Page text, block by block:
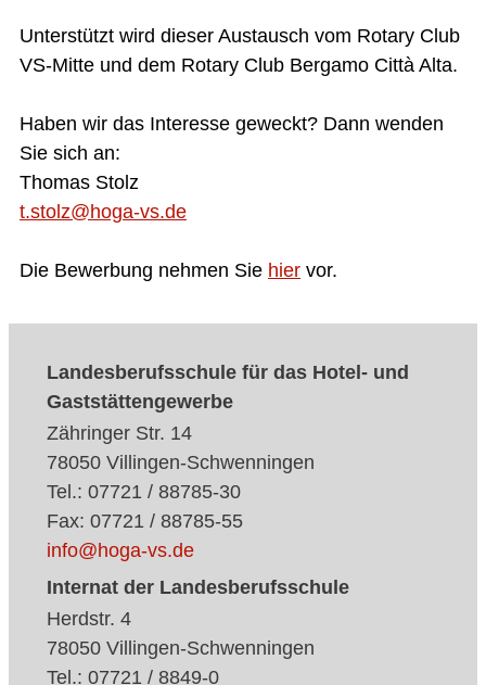
Unterstützt wird dieser Austausch vom Rotary Club
VS-Mitte und dem Rotary Club Bergamo Città Alta.
Haben wir das Interesse geweckt? Dann wenden
Sie sich an:
Thomas Stolz
t.stolz@hoga-vs.de
Die Bewerbung nehmen Sie hier vor.
Landesberufsschule für das Hotel- und
Gaststättengewerbe
Zähringer Str. 14
78050 Villingen-Schwenningen
Tel.: 07721 / 88785-30
Fax: 07721 / 88785-55
info@hoga-vs.de
Internat der Landesberufsschule
Herdstr. 4
78050 Villingen-Schwenningen
Tel.: 07721 / 8849-0